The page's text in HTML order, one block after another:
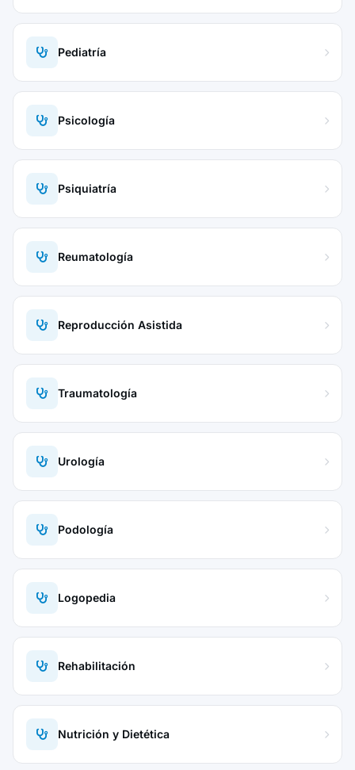
Pediatría
Psicología
Psiquiatría
Reumatología
Reproducción Asistida
Traumatología
Urología
Podología
Logopedia
Rehabilitación
Nutrición y Dietética